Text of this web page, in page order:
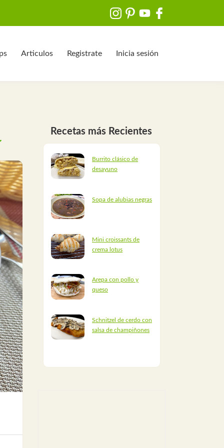
Articulos Registrate Inicia sesión
Recetas más Recientes
Burrito clásico de
desayuno
Sopa de alubias negras
Mini croissants de
crema lotus
Arepa con pollo y
queso
Schnitzel de cerdo con
salsa de champiñones